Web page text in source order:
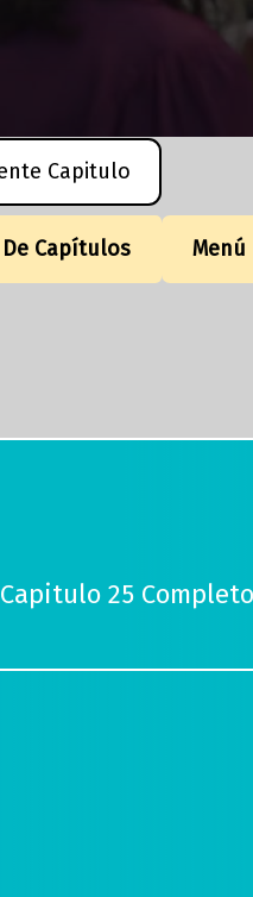
Capitulo
Capítulos
25